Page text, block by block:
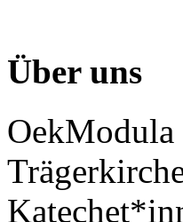
Über uns
OekModula